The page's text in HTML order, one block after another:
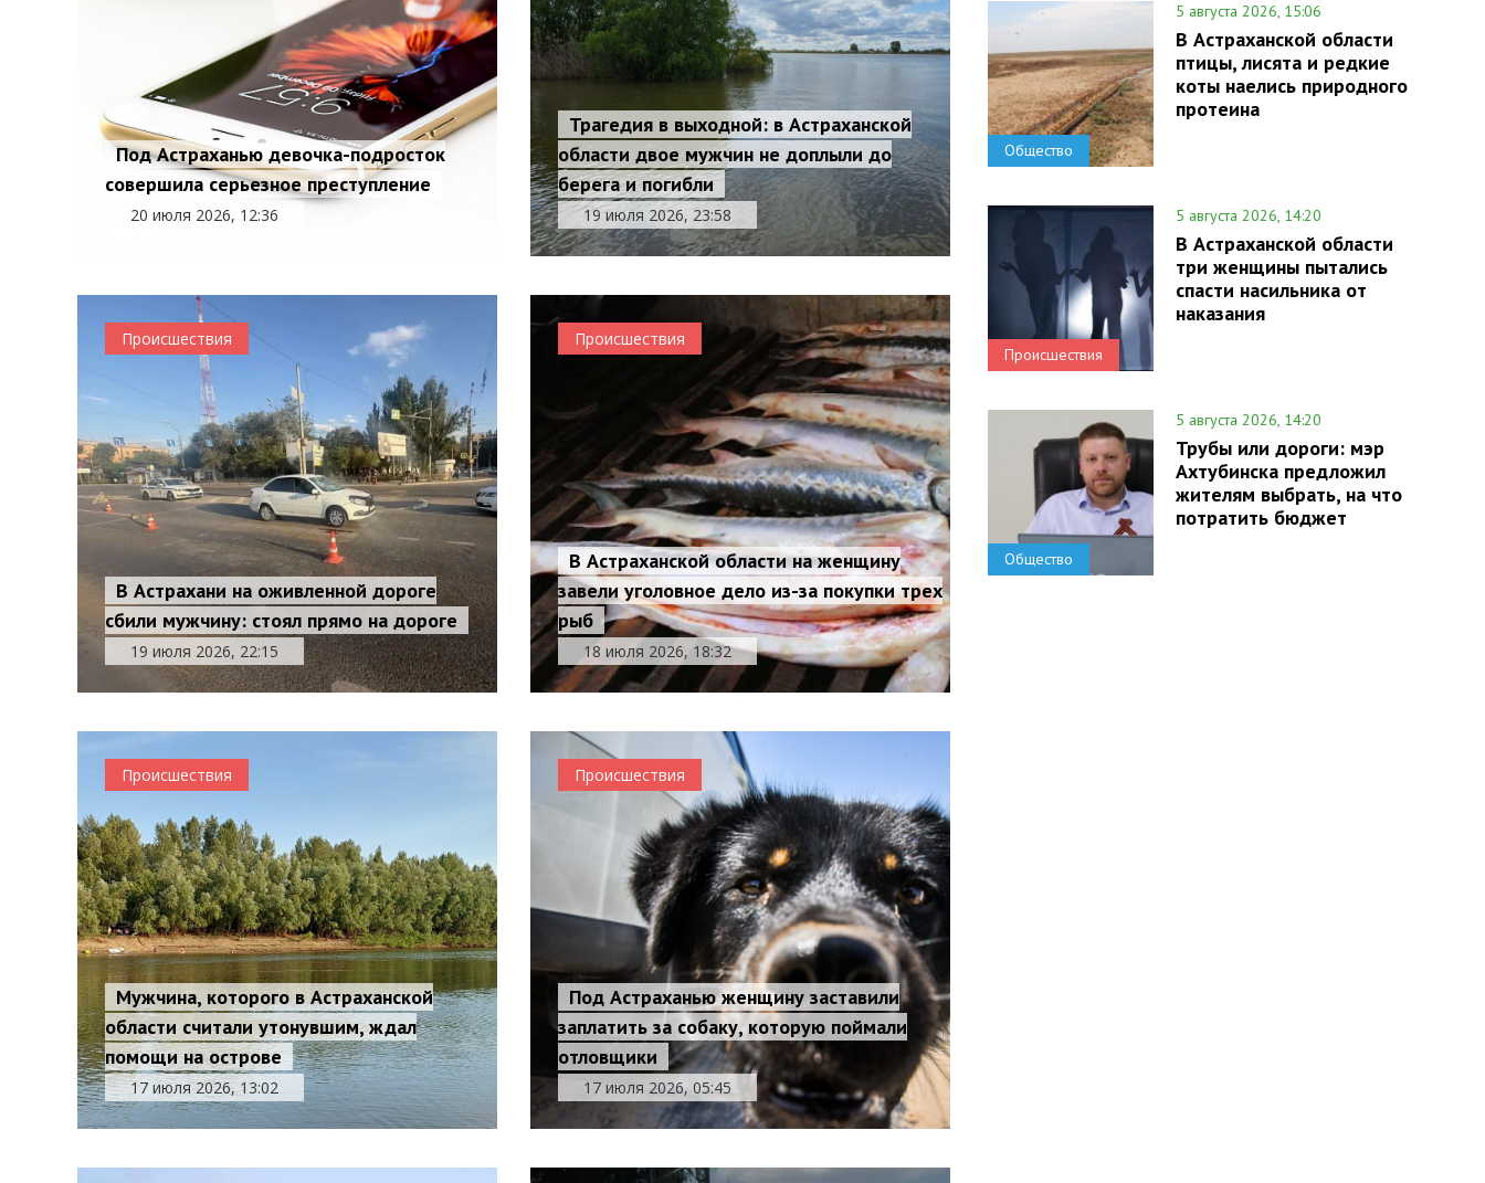
Под Астраханью девочка-подросток
совершила серьезное преступление
20 июля 2026, 12:36
Трагедия в выходной: в Астраханской
области двое мужчин не доплыли до
берега и погибли
19 июля 2026, 23:58
Происшествия
В Астрахани на оживленной дороге
сбили мужчину: стоял прямо на дороге
19 июля 2026, 22:15
Происшествия
В Астраханской области на женщину
завели уголовное дело из-за покупки трех
рыб
18 июля 2026, 18:32
Происшествия
Мужчина, которого в Астраханской
области считали утонувшим, ждал
помощи на острове
17 июля 2026, 13:02
Происшествия
Под Астраханью женщину заставили
заплатить за собаку, которую поймали
отловщики
17 июля 2026, 05:45
Общество
5 августа 2026, 15:06
В Астраханской области
птицы, лисята и редкие
коты наелись природного
протеина
Происшествия
5 августа 2026, 14:20
В Астраханской области
три женщины пытались
спасти насильника от
наказания
Общество
5 августа 2026, 14:20
Трубы или дороги: мэр
Ахтубинска предложил
жителям выбрать, на что
потратить бюджет